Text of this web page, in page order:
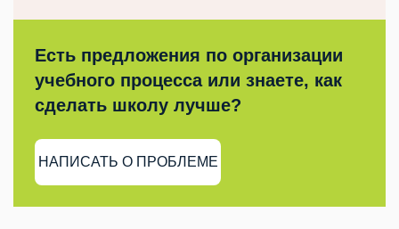
Есть предложения по организации
учебного процесса или знаете, как
сделать школу лучше?
НАПИСАТЬ О ПРОБЛЕМЕ